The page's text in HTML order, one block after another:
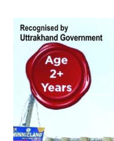
नारी निकेतन
मिलेगा
महिला सशक्तिकरण एवं
गांव’ विकसित करने की
नारी निकेतन में रहने
साथ घर जैसा अपनापन